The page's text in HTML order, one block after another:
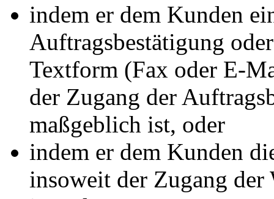
indem er dem Kunden
Auftragsbestätigung
Textform (Fax oder E-
der Zugang der
maßgeblich ist, oder
indem er dem Kunden
insoweit der Zugang